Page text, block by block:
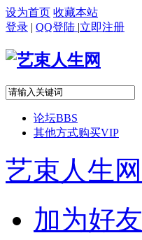
设为首页 收藏本站
登录 | QQ登陆 |立即注册
论坛BBS
其他方式购买VIP
艺束人生网
加为好友